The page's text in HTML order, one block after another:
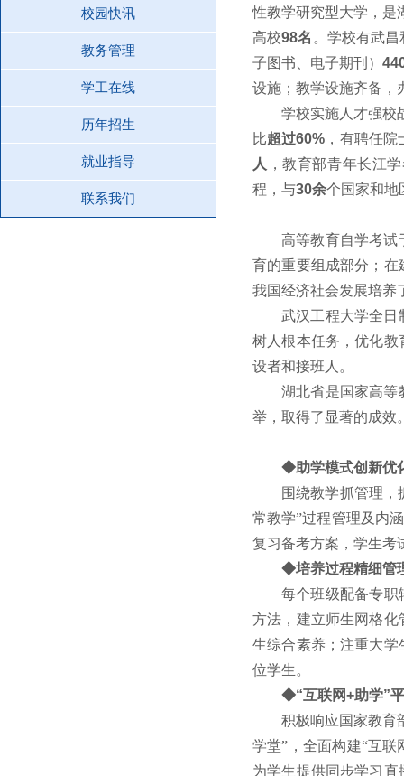
校园快讯
教务管理
学工在线
历年招生
就业指导
联系我们
性教学研究型大学，是
高校98名 。学校有武昌
子图书、电子期刊）
设施；教学设施齐备，
学校实施人才强校
比超过60% ，有聘任院
人 ，教育部青年长江
程，与30余个国家和地
高等教育自学考试
育的重要组成部分；
我国经济社会发展培养
武汉工程大学全日
树人根本任务，优化
设者和接班人。
湖北省是国家高等
举，取得了显著的成效
◆助学模式创新优
围绕教学抓管理，
常教学”过程管理及内
复习备考方案，学生考
◆培养过程精细管
每个班级配备专职
方法，建立师生网格
生综合素养；注重大
位学生。
◆“互联网+助学”
积极响应国家教育
学堂”，全面构建“互
为学生提供同步学习